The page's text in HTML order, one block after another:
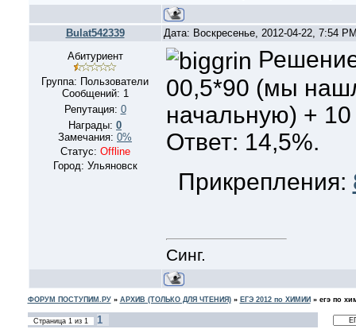
Bulat542339
Дата: Воскресенье, 2012-04-22, 7:54
Абитуриент
Группа: Пользователи
Сообщений: 1
Репутация: 0
Награды: 0
Замечания: 0%
Статус: Offline
Город: Ульяновск
00,5*90 (мы
начальную) +
Ответ: 14,5%.
Прикрепления:
Синг.
ФОРУМ ПОСТУПИМ.РУ» АРХИВ (ТОЛЬКО ДЛЯ ЧТЕНИЯ)» ЕГЭ 2012 по ХИМИИ » егэ по
Страница 1из 1 1